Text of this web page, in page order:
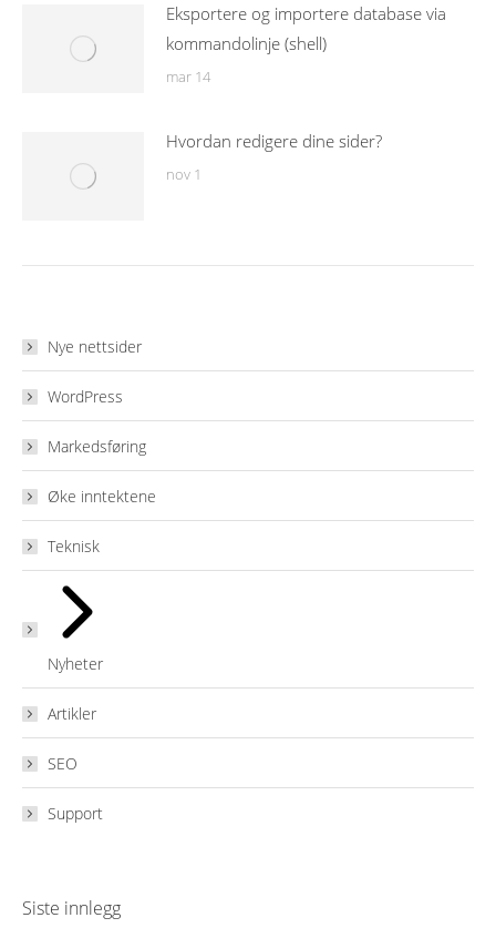
Eksportere og importere database via
kommandolinje (shell)
mar 14
Hvordan redigere dine sider?
nov 1
Nye nettsider
WordPress
Markedsføring
Øke inntektene
Teknisk
Nyheter
Artikler
SEO
Support
Siste innlegg